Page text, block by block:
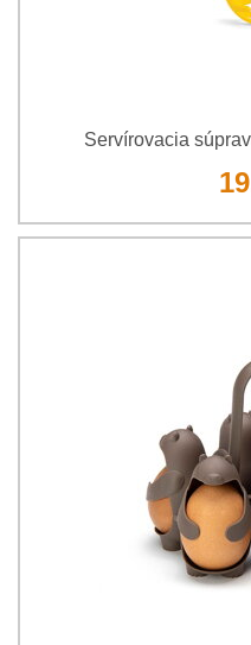
Servírovacia